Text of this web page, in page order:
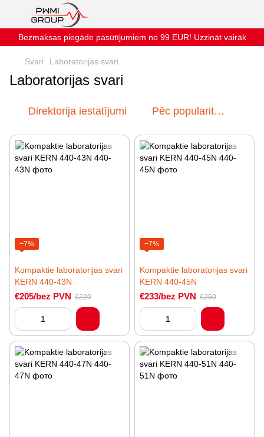
Bezmaksas piegāde pasūtījumiem no 99 EUR! Uzzināt vairāk
Svari Laboratorijas svari
Laboratorijas svari
Direktorija iestatījumi Pēc popularitātes
−7%
Kompaktie laboratorijas svari
KERN 440-43N
€205/bez PVN €220
−7%
Kompaktie laboratorijas svari
KERN 440-45N
€233/bez PVN €250